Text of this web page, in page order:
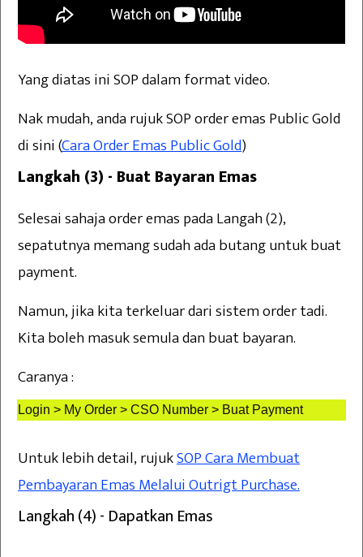
Yang diatas ini SOP dalam format video.
Nak mudah, anda rujuk SOP order emas Public Gold
di sini (Cara Order Emas Public Gold)
Langkah (3) - Buat Bayaran Emas
Selesai sahaja order emas pada Langah (2),
sepatutnya memang sudah ada butang untuk buat
payment.
Namun, jika kita terkeluar dari sistem order tadi.
Kita boleh masuk semula dan buat bayaran.
Caranya :
Login > My Order > CSO Number > Buat Payment
Untuk lebih detail, rujukSOP Cara Membuat
Pembayaran Emas Melalui Outrigt Purchase.
Langkah (4) - Dapatkan Emas